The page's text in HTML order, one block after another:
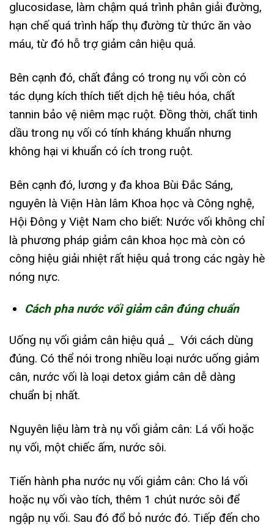
glucosidase, làm chậm quá trình phân giải đường,
hạn chế quá trình hấp thụ đường từ thức ăn vào
máu, từ đó hỗ trợ giảm cân hiệu quả.
Bên cạnh đó, chất đắng có trong nụ vối còn có
tác dụng kích thích tiết dịch hệ tiêu hóa, chất
tannin bảo vệ niêm mạc ruột. Đồng thời, chất tinh
dầu trong nụ vối có tính kháng khuẩn nhưng
không hại vi khuẩn có ích trong ruột.
Bên cạnh đó, lương y đa khoa Bùi Đắc Sáng,
nguyên là Viện Hàn lâm Khoa học và Công nghệ,
Hội Đông y Việt Nam cho biết: Nước vối không chỉ
là phương pháp giảm cân khoa học mà còn có
công hiệu giải nhiệt rất hiệu quả trong các ngày hè
nóng nực.
Cách pha nước vối giảm cân đúng chuẩn
Uống nụ vối giảm cân hiệu quả _ Với cách dùng
đúng. Có thể nói trong nhiều loại nước uống giảm
cân, nước vối là loại detox giảm cân dễ dàng
chuẩn bị nhất.
Nguyên liệu làm trà nụ vối giảm cân: Lá vối hoặc
nụ vối, một chiếc ấm, nước sôi.
Tiến hành pha nước nụ vối giảm cân: Cho lá vối
hoặc nụ vối vào tích, thêm 1 chút nước sôi để
ngập nụ vối. Sau đó đổ bỏ nước đó. Tiếp đến cho